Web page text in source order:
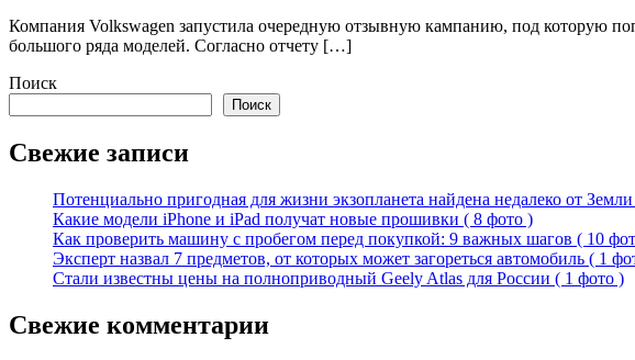
Компания Volkswagen запустила очередную отзывную кампанию, под которую
большого ряда моделей. Согласно отчету […]
Поиск
Поиск
Свежие записи
Потенциально пригодная для жизни экзопланета найдена недалеко от
Какие модели iPhone и iPad получат новые прошивки ( 8 фото )
Как проверить машину с пробегом перед покупкой: 9 важных шагов ( 10
Эксперт назвал 7 предметов, от которых может загореться автомобиль ( 1
Стали известны цены на полноприводный Geely Atlas для России ( 1 фото )
Свежие комментарии